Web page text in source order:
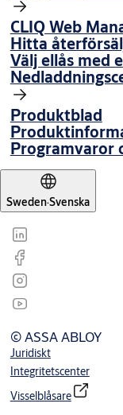
CLIQ Web
Hitta
Välj ellås med
Produktblad
Programvaror
Sweden·Svenska
© ASSA ABLOY
Juridiskt
Integritetscenter
Visselblåsare